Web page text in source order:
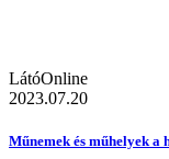
LátóOnline
2023.07.20
Műnemek és műhelyek